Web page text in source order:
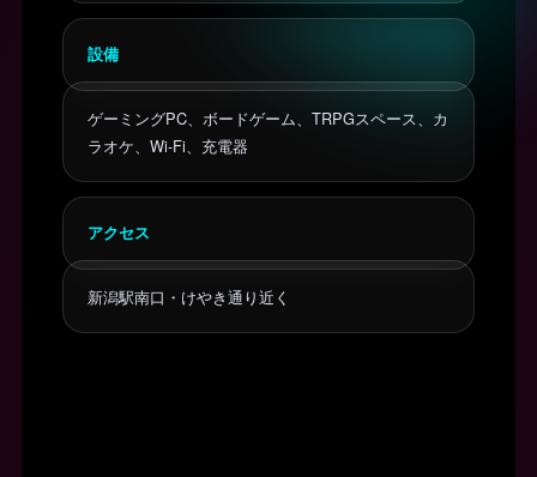
設備
ゲーミングPC、ボードゲーム、TRPGスペース、カ
ラオケ、Wi-Fi、充電器
アクセス
新潟駅南口・けやき通り近く